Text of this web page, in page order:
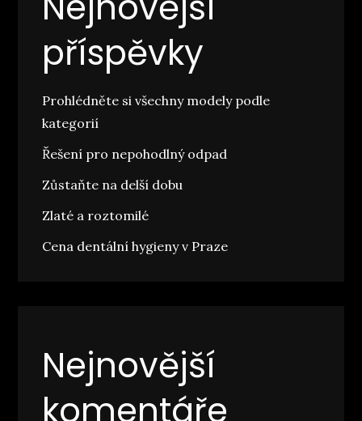
příspěvky
Prohlédněte si všechny modely podle
kategorií
Řešení pro nepohodlný odpad
Zůstaňte na delší dobu
Zlaté a roztomilé
Cena dentální hygieny v Praze
Nejnovější
komentáře